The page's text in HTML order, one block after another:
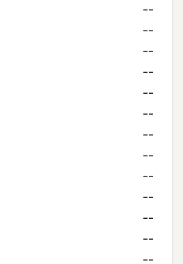
--
--
--
--
--
--
--
--
--
--
--
--
--